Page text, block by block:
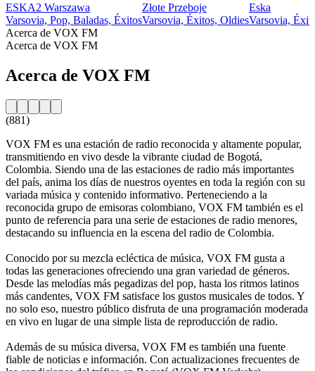
ESKA2 Warszawa
Varsovia, Pop, Baladas, Éxitos
Złote Przeboje
Varsovia, Éxitos, Oldies
Eska
Varsovia,
Acerca de VOX FM
Acerca de VOX FM
Acerca de VOX FM
(881)
VOX FM es una estación de radio reconocida y altamente popular,
transmitiendo en vivo desde la vibrante ciudad de Bogotá,
Colombia. Siendo una de las estaciones de radio más importantes
del país, anima los días de nuestros oyentes en toda la región con su
variada música y contenido informativo. Perteneciendo a la
reconocida grupo de emisoras colombiano, VOX FM también es el
punto de referencia para una serie de estaciones de radio menores,
destacando su influencia en la escena del radio de Colombia.
Conocido por su mezcla ecléctica de música, VOX FM gusta a
todas las generaciones ofreciendo una gran variedad de géneros.
Desde las melodías más pegadizas del pop, hasta los ritmos latinos
más candentes, VOX FM satisface los gustos musicales de todos. Y
no solo eso, nuestro público disfruta de una programación moderada
en vivo en lugar de una simple lista de reproducción de radio.
Además de su música diversa, VOX FM es también una fuente
fiable de noticias e información. Con actualizaciones frecuentes de